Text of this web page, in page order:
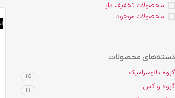
محصولات تخفیف دار
محصولات موجود
دسته‌های محصولات
گروه نانوسرامیک 25
گروه واکس 21